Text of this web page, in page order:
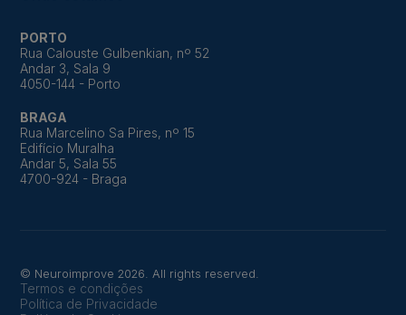
PORTO
Rua Calouste Gulbenkian, nº 52
Andar 3, Sala 9
4050-144 - Porto
BRAGA
Rua Marcelino Sa Pires, nº 15
Edifício Muralha
Andar 5, Sala 55
4700-924 - Braga
© Neuroimprove 2026. All rights reserved.
Termos e condições
Política de Privacidade